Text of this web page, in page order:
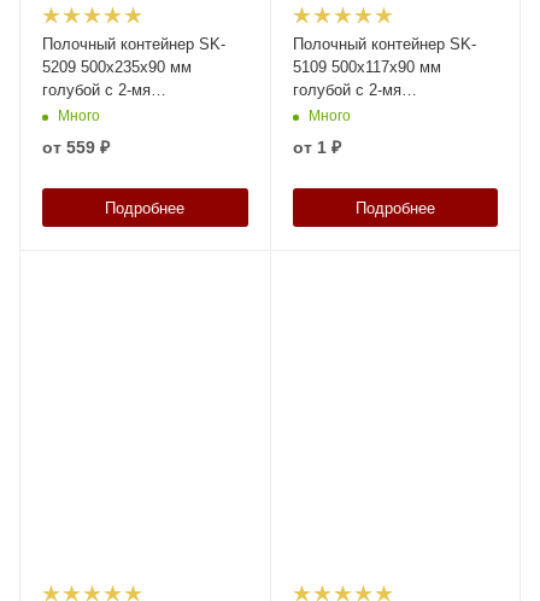
Полочный контейнер SK-
5209 500х235х90 мм
голубой с 2-мя
поперечными
перегородками
Много
от 559 ₽
Подробнее
Полочный контейнер SK-
5109 500х117х90 мм
голубой с 2-мя
поперечными
перегородками и наклейкой
100х70 мм
Много
от 1 ₽
Подробнее